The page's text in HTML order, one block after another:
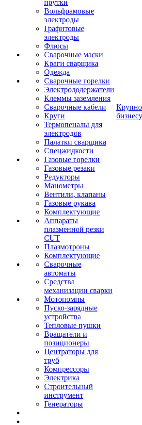
прутки
Вольфрамовые
электроды
Графитовые
электроды
Флюсы
Сварочные маски
Краги сварщика
Одежда
Сварочные горелки
Электрододержатели
Клеммы заземления
Сварочные кабели
Круги
Термопеналы для
электродов
Палатки сварщика
Спецжидкости
Газовые горелки
Газовые резаки
Редукторы
Манометры
Вентили, клапаны
Газовые рукава
Комплектующие
Аппараты
плазменной резки
CUT
Плазмотроны
Комплектующие
Сварочные
автоматы
Средства
механизации сварки
Мотопомпы
Пуско-зарядные
устройства
Тепловые пушки
Вращатели и
позиционеры
Центраторы для
труб
Компрессоры
Электрика
Строительный
инструмент
Генераторы
бизнесу